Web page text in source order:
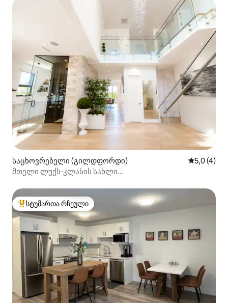
საცხოვრებელი (გილდფორდი) საშუალო
5,0 (4)
მთელი ლუქს‑კლასის სახლი
სტუმართა რჩეული მოწინავე ვარიანტი
სტუმართა რჩეული